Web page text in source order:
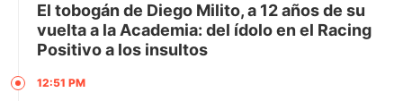
El tobogán de Diego Milito, a 12 años de su
vuelta a la Academia: del ídolo en el Racing
Positivo a los insultos
12:51 PM